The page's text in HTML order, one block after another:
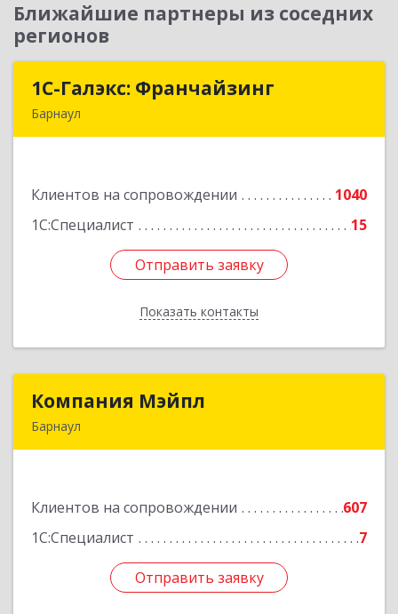
Ближайшие партнеры из соседних
регионов
1С-Галэкс: Франчайзинг
Барнаул
Клиентов на сопровождении
1040
1С:Специалист
15
Отправить заявку
Показать контакты
1С-Галэкс: Франчайзинг
Подробнее
Отправить заявку
Назад
Компания Мэйпл
Барнаул
Клиентов на сопровождении
607
1С:Специалист
7
Отправить заявку
Компания Мэйпл
Подробнее
Отправить заявку